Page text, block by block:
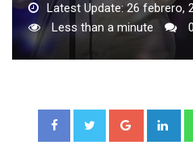
Latest Update: 26 febrero,
Less than a minute
0
Google+